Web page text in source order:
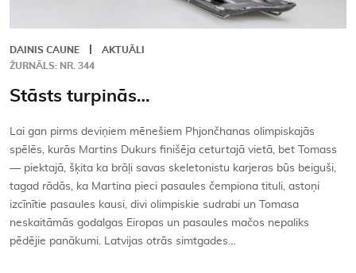
DAINIS CAUNE
AKTUĀLI
ŽURNĀLS: NR. 344
Stāsts turpinās…
Lai gan pirms deviņiem mēnešiem Phjončhanas olimpiskajās
spēlēs, kurās Martins Dukurs finišēja ceturtajā vietā, bet Tomass
— piektajā, šķita ka brāļi savas skeletonistu karjeras būs beiguši,
tagad rādās, ka Martina pieci pasaules čempiona tituli, astoņi
izcīnītie pasaules kausi, divi olimpiskie sudrabi un Tomasa
neskaitāmās godalgas Eiropas un pasaules mačos nepaliks
pēdējie panākumi. Latvijas otrās simtgades…